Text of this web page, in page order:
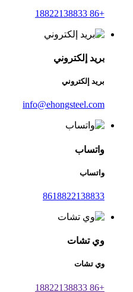
+86 18822138833
بريد إلكتروني
بريد إلكتروني
info@ehongsteel.com
واتساب
واتساب
8618822138833
وي تشات
وي تشات
+86 18822138833